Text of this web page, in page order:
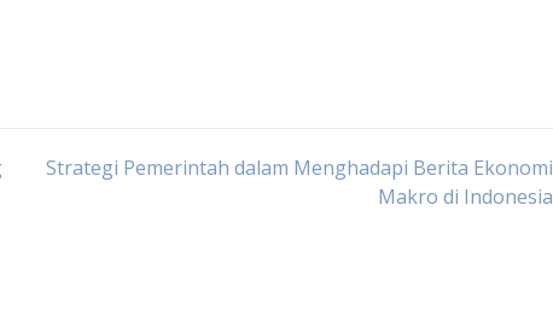
Strategi Pemerintah dalam Menghadapi Berita Ekonomi
Makro di Indonesia